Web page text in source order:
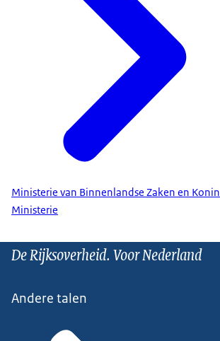
Ministerie van Binnenlandse Zaken en
Ministerie
De Rijksoverheid. Voor Nederland
Andere talen